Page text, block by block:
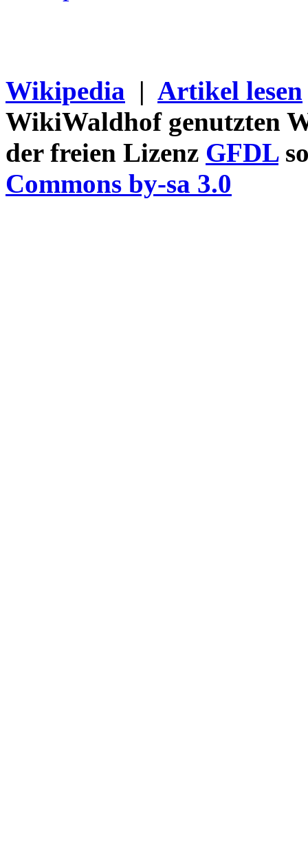
Wikipedia | Artikel lesen
WikiWaldhof genutzten
der freien Lizenz GFDL
Commons by-sa 3.0